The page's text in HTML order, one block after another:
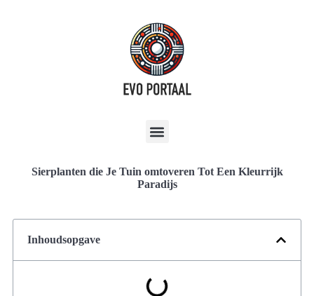
Sierplanten die Je Tuin omtoveren Tot Een Kleurrijk
Paradijs
Inhoudsopgave